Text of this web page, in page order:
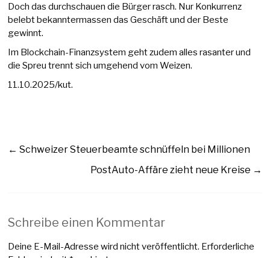
Doch das durchschauen die Bürger rasch. Nur Konkurrenz
belebt bekanntermassen das Geschäft und der Beste
gewinnt.
Im Blockchain-Finanzsystem geht zudem alles rasanter und
die Spreu trennt sich umgehend vom Weizen.
11.10.2025/kut.
← Schweizer Steuerbeamte schnüffeln bei Millionen
PostAuto-Affäre zieht neue Kreise →
Schreibe einen Kommentar
Deine E-Mail-Adresse wird nicht veröffentlicht. Erforderliche